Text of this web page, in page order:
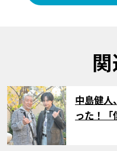
サムネイル
中島健人
った！